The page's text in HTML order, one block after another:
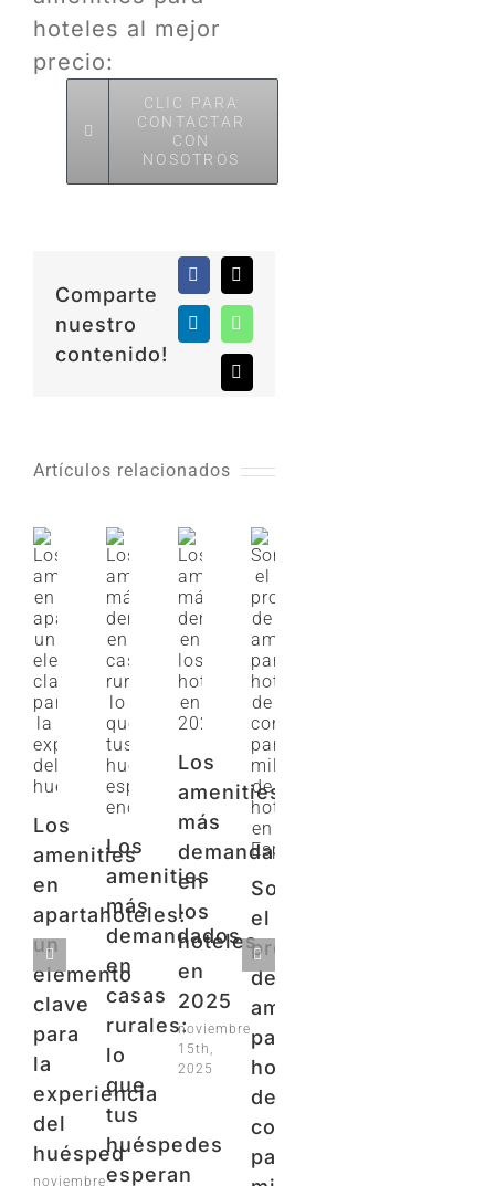
hoteles al mejor
precio:
CLIC PARA
CONTACTAR
CON
NOSOTROS
Comparte
nuestro
contenido!
Facebook
X
LinkedInWhatsApp
Correo
electrónico
Artículos relacionados
Los
amenities
en
apartahoteles:
un
elemento
clave
para
la
experiencia
del
huésped
noviembre
Los
amenities
más
demandados
en
casas
rurales:
lo
que
tus
huéspedes
esperan
Los
amenities
más
demandados
en
los
hoteles
en
2025
noviembre
15th,
2025
Somos
el
proveedor
de
amenities
para
hoteles
de
confianza
para